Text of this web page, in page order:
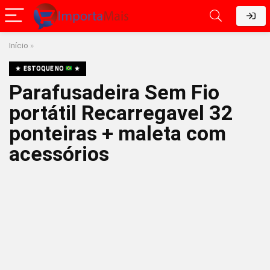
Início »
ESTOQUE NO
Parafusadeira Sem Fio
portátil Recarregavel 32
ponteiras + maleta com
acessórios